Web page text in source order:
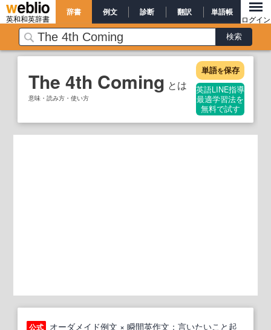
英和和英辞書
辞書 例文 診断 翻訳 単語帳
ログイン
The 4th Coming とは
意味・読み方・使い方
単語を保存
英語LINE指導
最適学習法を
無料で試す
公式
オーダメイド例文 × 瞬間英作文：言いたいこと起